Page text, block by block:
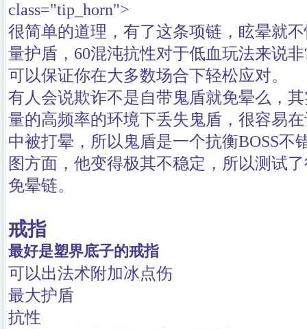
class="tip_horn">
很简单的道理，有了这条项链，眩晕就
量护盾，60混沌抗性对于低血玩法来说
可以保证你在大多数场合下轻松应对。
有人会说欺诈不是自带鬼盾就免晕么，
量的高频率的环境下丢失鬼盾，很容易
中被打晕，所以鬼盾是一个抗衡BOSS不
图方面，他变得极其不稳定，所以测试
免晕链。
戒指
最好是塑界底子的戒指
可以出法术附加冰点伤
最大护盾
抗性